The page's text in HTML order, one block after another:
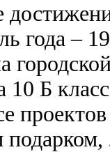
года –
10 Б